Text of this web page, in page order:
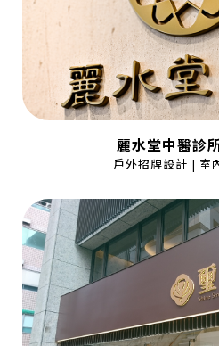
麗水堂中醫診
戶外招牌設計 | 室